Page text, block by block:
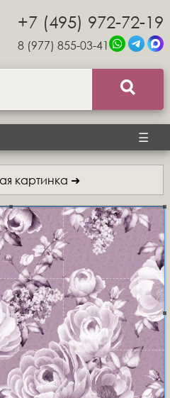
+7 (495) 972-72-19
8 (977) 855-03-41
☰
картинка ➜